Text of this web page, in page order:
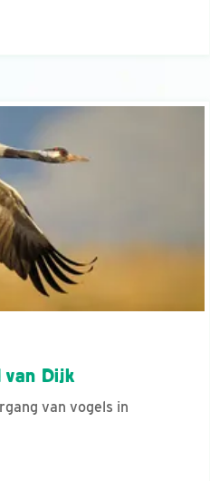
van Dijk
van vogels in